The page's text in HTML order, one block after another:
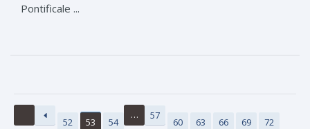
Pontificale ...
52 53 54
… 57
60 63 66 69 72